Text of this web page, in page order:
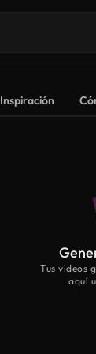
Inspiración
Tus videos
aquí